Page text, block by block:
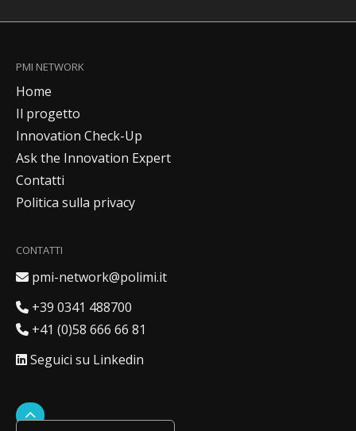
PMI NETWORK
Home
Il progetto
Innovation Check-Up
Ask the Innovation Expert
Contatti
Politica sulla privacy
CONTATTI
Indirizzo email
pmi-network@polimi.it
Numero italiano
+39 0341 488700
Numero svizzero
+41 (0)58 666 66 81
Profilo LinkedIn
Seguici su Linkedin